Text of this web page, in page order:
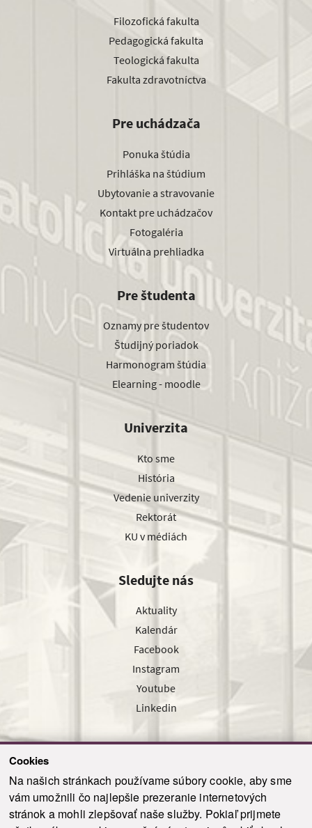
Cookies
Na našich stránkach používame súbory cookie, aby sme
vám umožnili čo najlepšie prezeranie internetových
stránok a mohli zlepšovať naše služby. Pokiaľ prijmete
Filozofická fakulta
Pedagogická fakulta
Teologická fakulta
Fakulta zdravotníctva
Pre uchádzača
Ponuka štúdia
Prihláška na štúdium
Ubytovanie a stravovanie
Kontakt pre uchádzačov
Fotogaléria
Virtuálna prehliadka
Pre študenta
Oznamy pre študentov
Študijný poriadok
Harmonogram štúdia
Elearning - moodle
Univerzita
Kto sme
História
Vedenie univerzity
Rektorát
KU v médiách
Sledujte nás
Aktuality
Kalendár
Facebook
Instagram
Youtube
Linkedin